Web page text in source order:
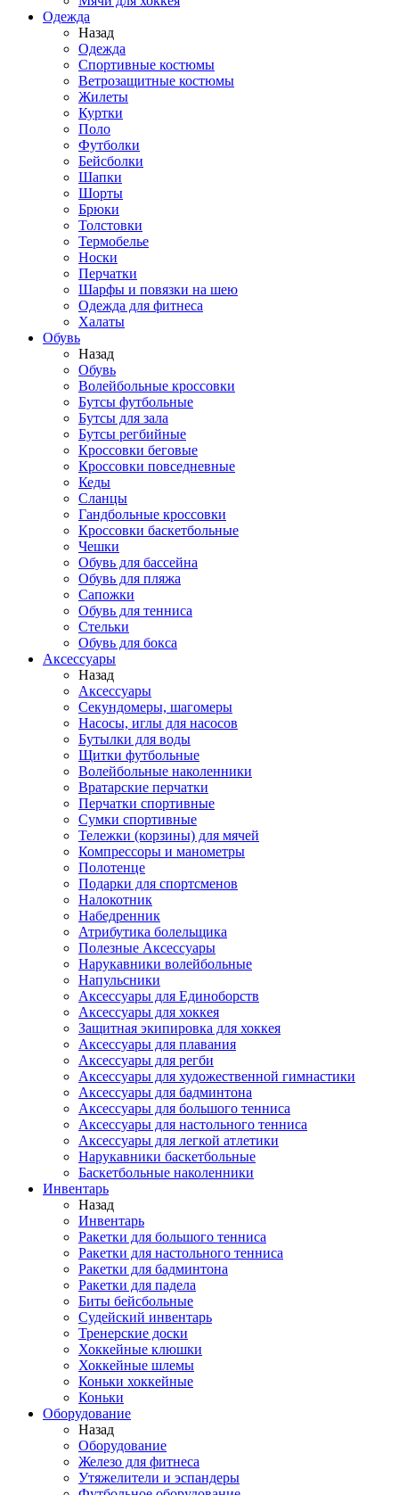
Одежда
Назад
Одежда
Спортивные костюмы
Ветрозащитные костюмы
Жилеты
Куртки
Поло
Футболки
Бейсболки
Шапки
Шорты
Брюки
Толстовки
Термобелье
Носки
Перчатки
Шарфы и повязки на шею
Одежда для фитнеса
Халаты
Обувь
Назад
Обувь
Волейбольные кроссовки
Бутсы футбольные
Бутсы для зала
Бутсы регбийные
Кроссовки беговые
Кроссовки повседневные
Кеды
Сланцы
Гандбольные кроссовки
Кроссовки баскетбольные
Чешки
Обувь для бассейна
Обувь для пляжа
Сапожки
Обувь для тенниса
Стельки
Обувь для бокса
Аксессуары
Назад
Аксессуары
Секундомеры, шагомеры
Насосы, иглы для насосов
Бутылки для воды
Щитки футбольные
Волейбольные наколенники
Вратарские перчатки
Перчатки спортивные
Сумки спортивные
Тележки (корзины) для мячей
Компрессоры и манометры
Полотенце
Подарки для спортсменов
Налокотник
Набедренник
Атрибутика болельщика
Полезные Аксессуары
Нарукавники волейбольные
Напульсники
Аксессуары для Единоборств
Аксессуары для хоккея
Защитная экипировка для хоккея
Аксессуары для плавания
Аксессуары для регби
Аксессуары для художественной гимнастики
Аксессуары для бадминтона
Аксессуары для большого тенниса
Аксессуары для настольного тенниса
Аксессуары для легкой атлетики
Нарукавники баскетбольные
Баскетбольные наколенники
Инвентарь
Назад
Инвентарь
Ракетки для большого тенниса
Ракетки для настольного тенниса
Ракетки для бадминтона
Ракетки для падела
Биты бейсбольные
Судейский инвентарь
Тренерские доски
Хоккейные клюшки
Хоккейные шлемы
Коньки хоккейные
Коньки
Оборудование
Назад
Оборудование
Железо для фитнеса
Утяжелители и эспандеры